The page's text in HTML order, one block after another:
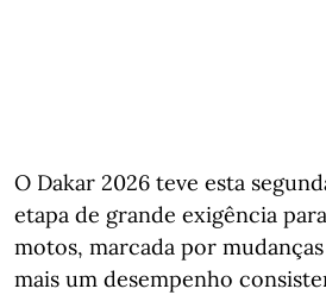
O Dakar 2026 teve esta
etapa de grande exigência
motos, marcada por
mais um desempenho